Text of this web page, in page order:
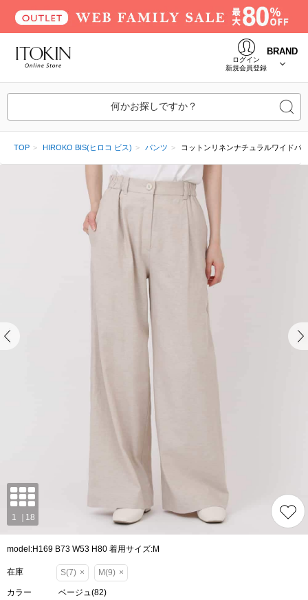
ログイン
新規会員登録
BRAND
何かお探しですか？
TOP HIROKO BIS(ヒロコ ビス) パンツ コットンリネンナチュラルワイドパ
model:H169 B73 W53 H80 着用サイズ:M
在庫 S(7) × M(9) ×
カラー ベージュ(82)